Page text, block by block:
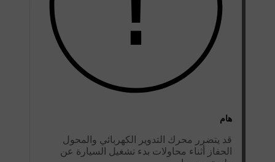
هام
قد يتضرر محرك التدوير الكهربائي والمحول
الحفاز أثناء محاولات بدء تشغيل السيارة عن